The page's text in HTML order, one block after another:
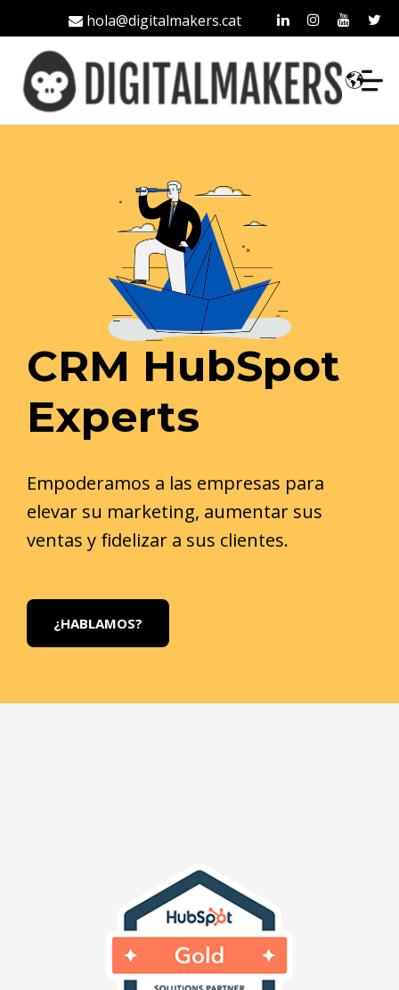
hola@digitalmakers.cat
CRM HubSpot
Experts
Empoderamos a las empresas para
elevar su marketing, aumentar sus
ventas y fidelizar a sus clientes.
¿HABLAMOS?